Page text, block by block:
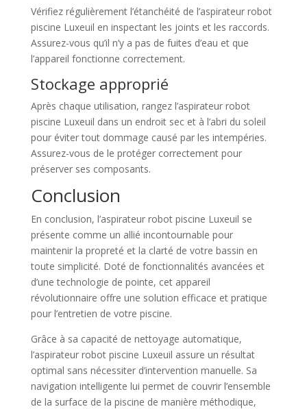
Vérifiez régulièrement l’étanchéité de l’aspirateur robot
piscine Luxeuil en inspectant les joints et les raccords.
Assurez-vous qu’il n’y a pas de fuites d’eau et que
l’appareil fonctionne correctement.
Stockage approprié
Après chaque utilisation, rangez l’aspirateur robot
piscine Luxeuil dans un endroit sec et à l’abri du soleil
pour éviter tout dommage causé par les intempéries.
Assurez-vous de le protéger correctement pour
préserver ses composants.
Conclusion
En conclusion, l’aspirateur robot piscine Luxeuil se
présente comme un allié incontournable pour
maintenir la propreté et la clarté de votre bassin en
toute simplicité. Doté de fonctionnalités avancées et
d’une technologie de pointe, cet appareil
révolutionnaire offre une solution efficace et pratique
pour l’entretien de votre piscine.
Grâce à sa capacité de nettoyage automatique,
l’aspirateur robot piscine Luxeuil assure un résultat
optimal sans nécessiter d’intervention manuelle. Sa
navigation intelligente lui permet de couvrir l’ensemble
de la surface de la piscine de manière méthodique,